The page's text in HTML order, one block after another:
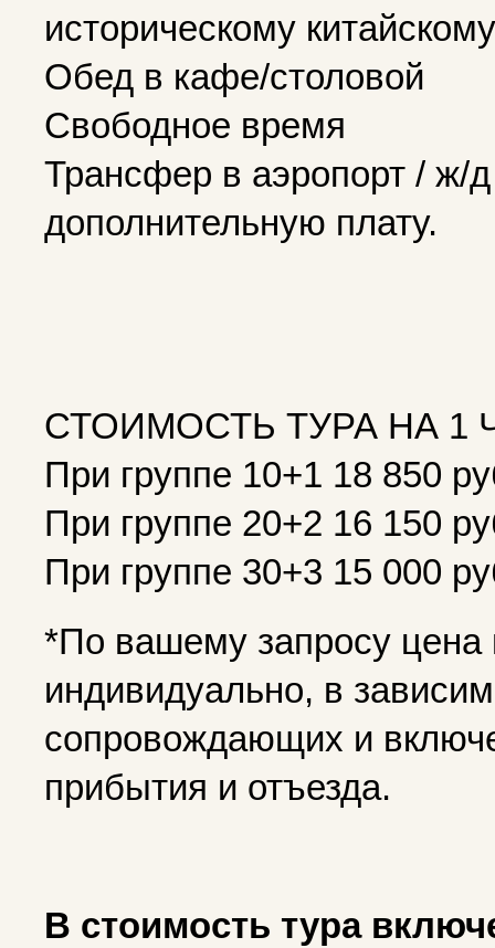
историческому
Обед в кафе/столовой
Свободное время
Трансфер в аэропорт / ж/
дополнительную плату.
СТОИМОСТЬ ТУРА НА 1
При группе 10+1 18 850
При группе 20+2 16 150
При группе 30+3 15 000
*По вашему запросу цена
индивидуально, в
сопровождающих и
прибытия и отъезда.
В стоимость тура